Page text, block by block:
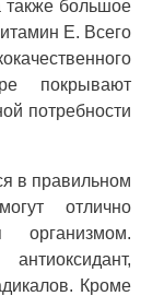
также большое
E. Всего
покрывают
потребности
в правильном
отлично
организмом.
Кроме